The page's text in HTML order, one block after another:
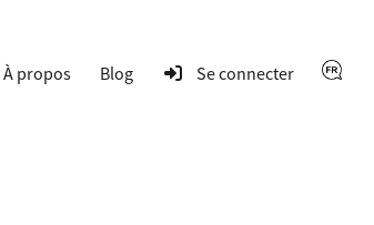
À propos Blog Se connecter